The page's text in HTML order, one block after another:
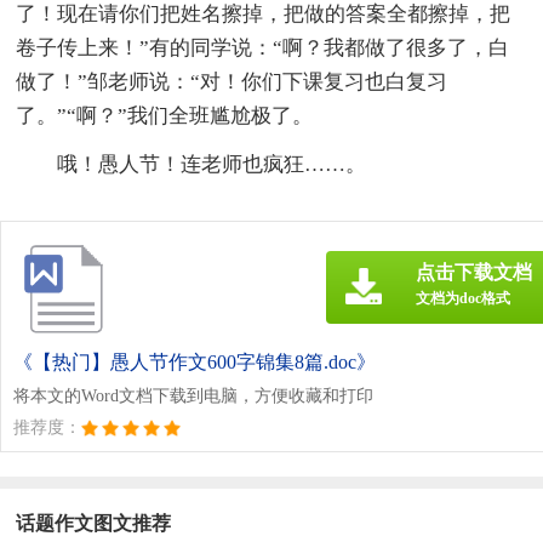
了！现在请你们把姓名擦掉，把做的答案全都擦掉，把
卷子传上来！”有的同学说：“啊？我都做了很多了，白
做了！”邹老师说：“对！你们下课复习也白复习
了。”“啊？”我们全班尴尬极了。
哦！愚人节！连老师也疯狂……。
《【热门】愚人节作文600字锦集8篇.doc》
将本文的Word文档下载到电脑，方便收藏和打印
推荐度：
点击下载文档
文档为doc格式
话题作文图文推荐